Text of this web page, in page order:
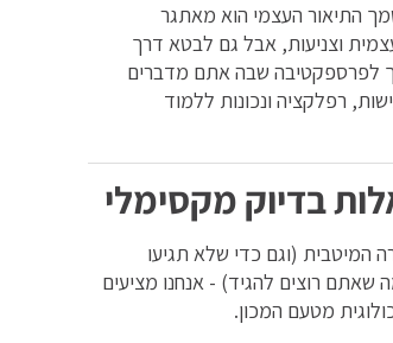
התיאור העצמי הוא מאתגר
וצניעות, אבל גם לבטא דרך
לפרספקטיבה שבה אתם מדברים
רפלקציה ונכונות ללמוד
המיטבית (וגם כדי שלא תגיעו
רוצים להגיד) - אנחנו מציעים
מטעם המכון.